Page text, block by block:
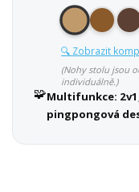
🔍 Zobrazit
(Nohy stolu jsou
individuálně.)
🧩Multifunkce:
pingpongová